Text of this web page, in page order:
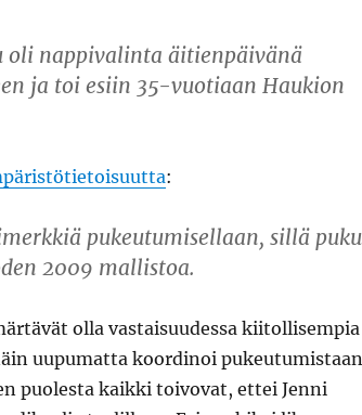
oli nappivalinta äitienpäivänä
ja toi esiin 35-vuotiaan Haukion
:
pukeutumisellaan, sillä puku
2009 mallistoa.
olla vastaisuudessa kiitollisempia
uupumatta koordinoi
puolesta kaikki toivovat, ettei Jenni